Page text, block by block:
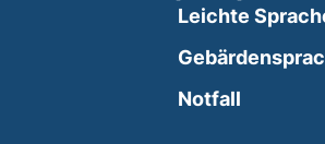
link, opens in a new window)
Leichte
Notfall